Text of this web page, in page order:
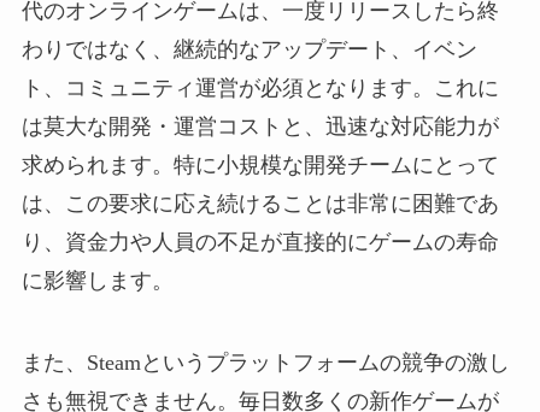
代のオンラインゲームは、一度リリースしたら終
わりではなく、継続的なアップデート、イベン
ト、コミュニティ運営が必須となります。これに
は莫大な開発・運営コストと、迅速な対応能力が
求められます。特に小規模な開発チームにとって
は、この要求に応え続けることは非常に困難であ
り、資金力や人員の不足が直接的にゲームの寿命
に影響します。
また、Steamというプラットフォームの競争の激し
さも無視できません。毎日数多くの新作ゲームが